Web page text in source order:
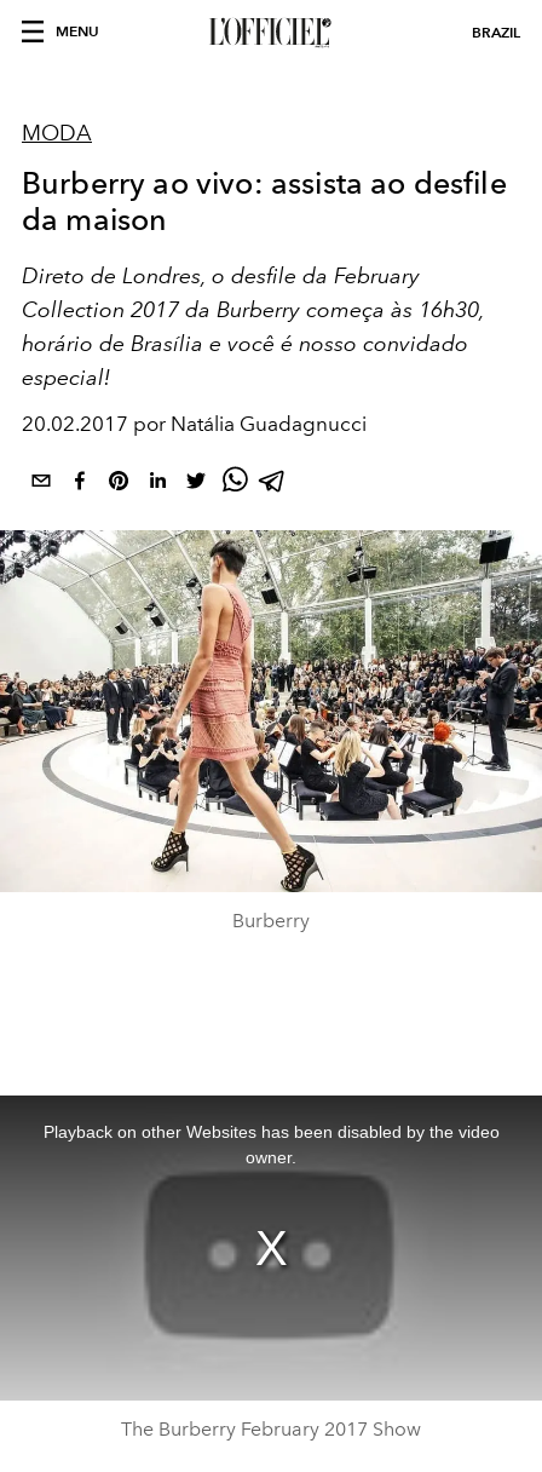
MENU BRAZIL
MODA
Burberry ao vivo: assista ao desfile
da maison
Direto de Londres, o desfile da February
Collection 2017 da Burberry começa às 16h30,
horário de Brasília e você é nosso convidado
especial!
20.02.2017 por Natália Guadagnucci
Burberry
Playback on other Websites has been disabled by the video
owner.
The Burberry February 2017 Show